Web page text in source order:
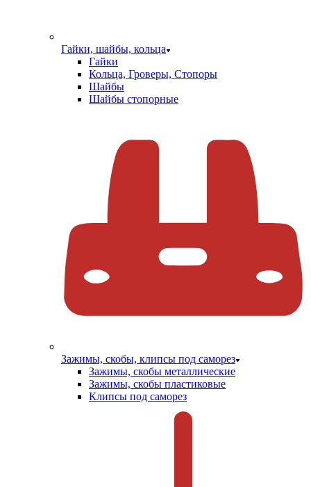
Гайки, шайбы, кольца
Гайки
Кольца, Гроверы, Стопоры
Шайбы
Шайбы стопорные
Зажимы, скобы, клипсы под саморез
Зажимы, скобы металлические
Зажимы, скобы пластиковые
Клипсы под саморез